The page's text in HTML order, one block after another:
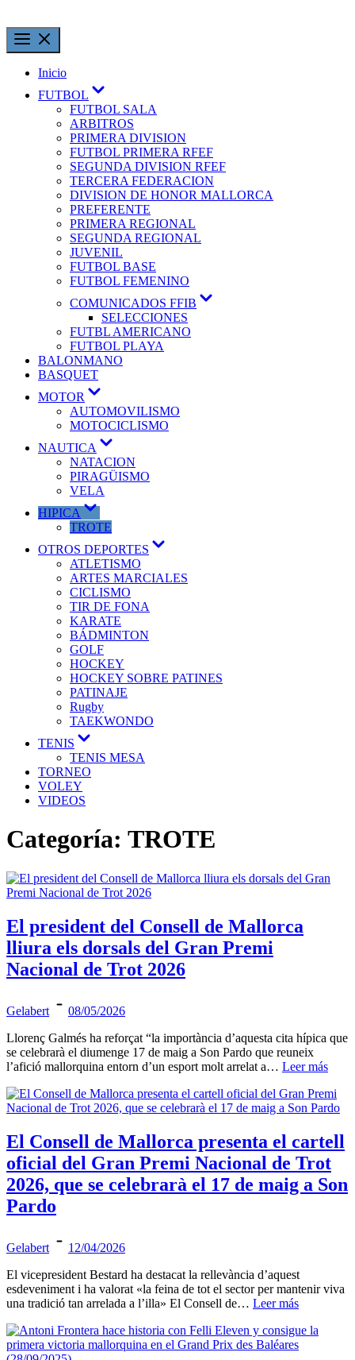
Inicio
FUTBOL
FUTBOL SALA
ARBITROS
PRIMERA DIVISION
FUTBOL PRIMERA RFEF
SEGUNDA DIVISION RFEF
TERCERA FEDERACION
DIVISION DE HONOR MALLORCA
PREFERENTE
PRIMERA REGIONAL
SEGUNDA REGIONAL
JUVENIL
FUTBOL BASE
FUTBOL FEMENINO
COMUNICADOS FFIB
SELECCIONES
FUTBL AMERICANO
FUTBOL PLAYA
BALONMANO
BASQUET
MOTOR
AUTOMOVILISMO
MOTOCICLISMO
NAUTICA
NATACION
PIRAGÜISMO
VELA
HIPICA
TROTE
OTROS DEPORTES
ATLETISMO
ARTES MARCIALES
CICLISMO
TIR DE FONA
KARATE
BÁDMINTON
GOLF
HOCKEY
HOCKEY SOBRE PATINES
PATINAJE
Rugby
TAEKWONDO
TENIS
TENIS MESA
TORNEO
VOLEY
VIDEOS
Categoría: TROTE
El president del Consell de Mallorca
lliura els dorsals del Gran Premi
Nacional de Trot 2026
Gelabert
08/05/2026
Llorenç Galmés ha reforçat “la importància d’aquesta cita hípica que
se celebrarà el diumenge 17 de maig a Son Pardo que reuneix
l’afició mallorquina entorn d’un esport molt arrelat a… Leer más
El Consell de Mallorca presenta el cartell
oficial del Gran Premi Nacional de Trot
2026, que se celebrarà el 17 de maig a Son
Pardo
Gelabert
12/04/2026
El vicepresident Bestard ha destacat la rellevància d’aquest
esdeveniment i ha valorat «la feina de tot el sector per mantenir viva
una tradició tan arrelada a l’illa» El Consell de… Leer más